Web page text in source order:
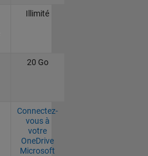
Illimité
20 Go
Connectez-
vous à
votre
OneDrive
Microsoft